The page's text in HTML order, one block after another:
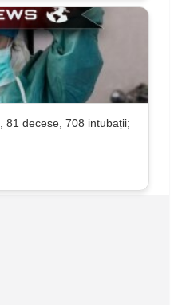
81 decese, 708 intubații;